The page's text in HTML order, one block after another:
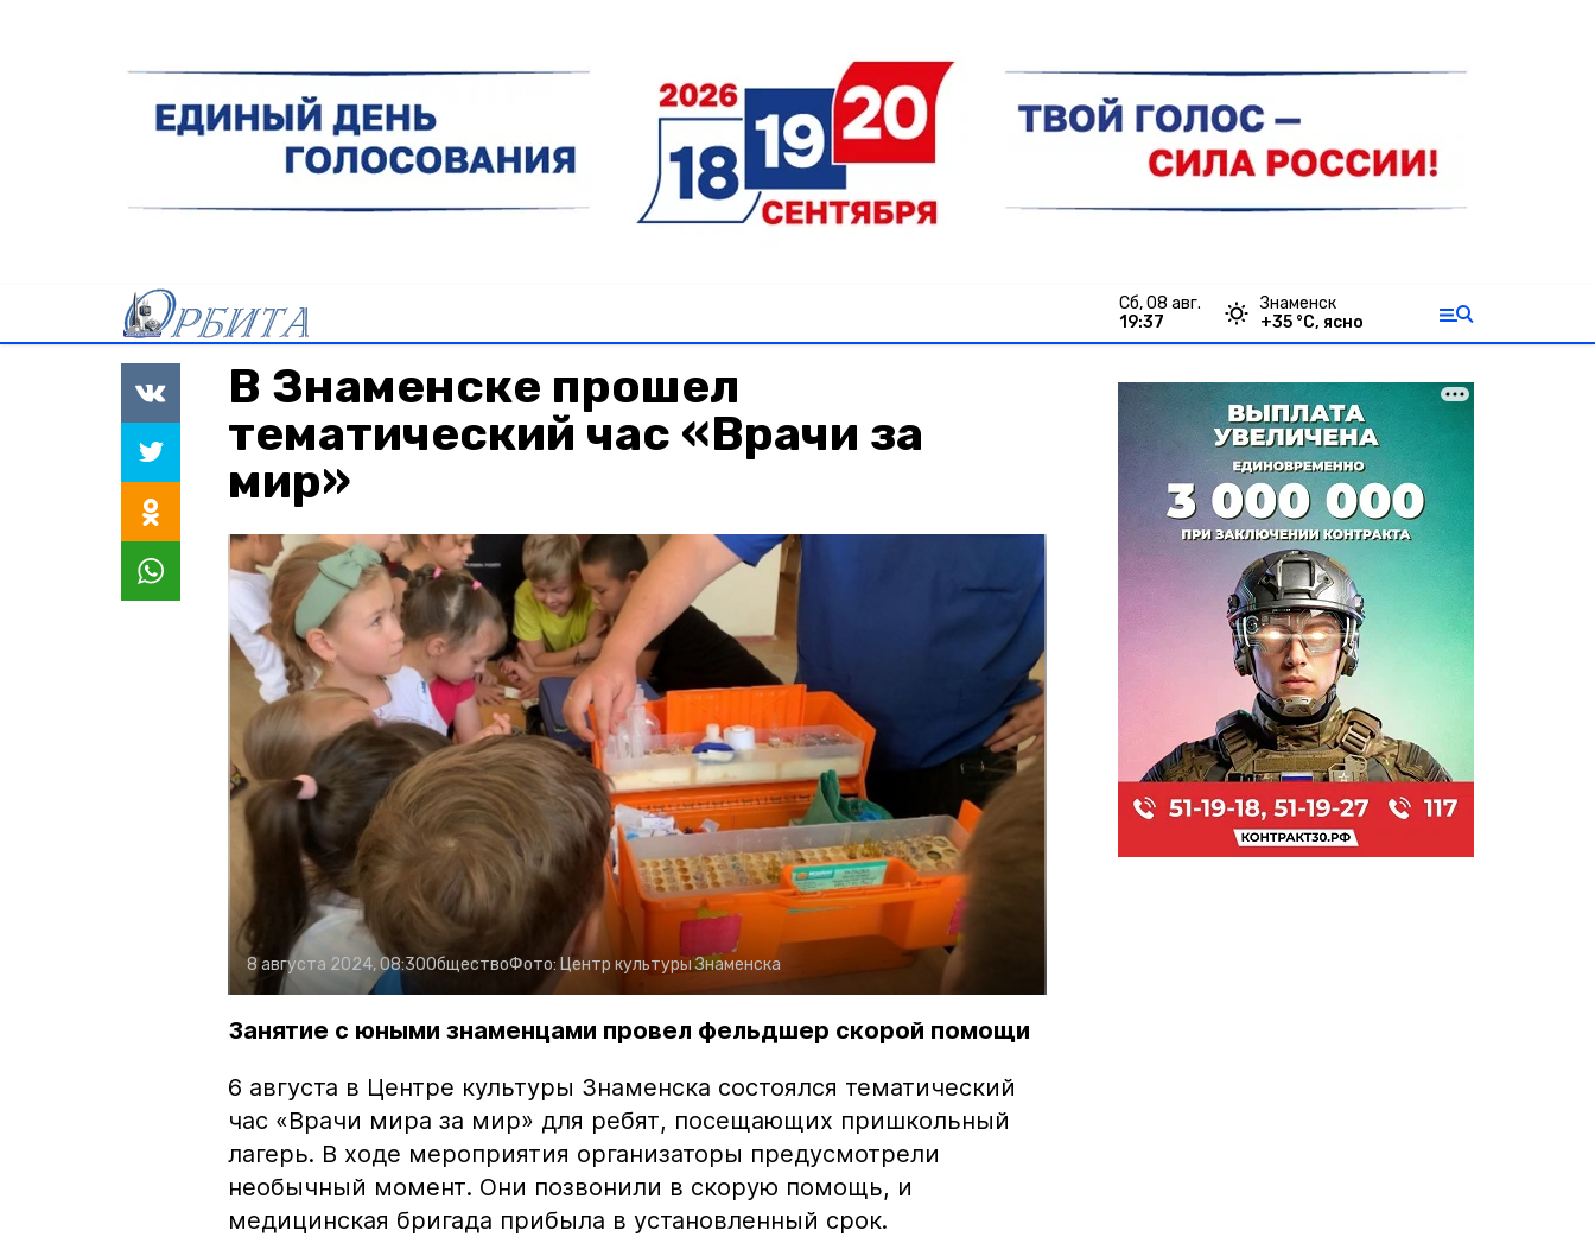
сб, 08 авг.
19:37
Знаменск
+35 °С, ясно
В Знаменске прошел
тематический час «Врачи за
мир»
8 августа 2024, 08:30ОбществоФото: Центр культуры Знаменска
Занятие с юными знаменцами провел фельдшер скорой помощи
6 августа в Центре культуры Знаменска состоялся тематический
час «Врачи мира за мир» для ребят, посещающих пришкольный
лагерь. В ходе мероприятия организаторы предусмотрели
необычный момент. Они позвонили в скорую помощь, и
медицинская бригада прибыла в установленный срок.